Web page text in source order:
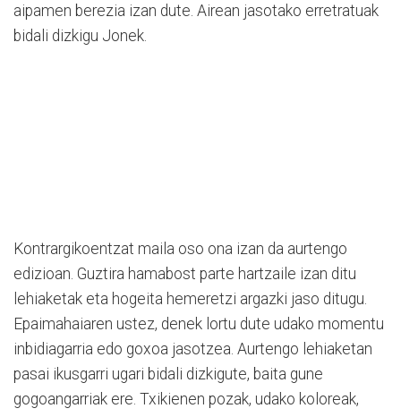
aipamen berezia izan dute. Airean jasotako erretratuak
bidali dizkigu Jonek.
Kontrargikoentzat maila oso ona izan da aurtengo
edizioan. Guztira hamabost parte hartzaile izan ditu
lehiaketak eta hogeita hemeretzi argazki jaso ditugu.
Epaimahaiaren ustez, denek lortu dute udako momentu
inbidiagarria edo goxoa jasotzea. Aurtengo lehiaketan
pasai ikusgarri ugari bidali dizkigute, baita gune
gogoangarriak ere. Txikienen pozak, udako koloreak,